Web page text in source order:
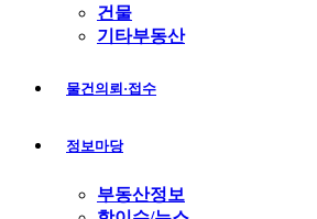
건물
기타부동산
물건의뢰·접수
정보마당
부동산정보